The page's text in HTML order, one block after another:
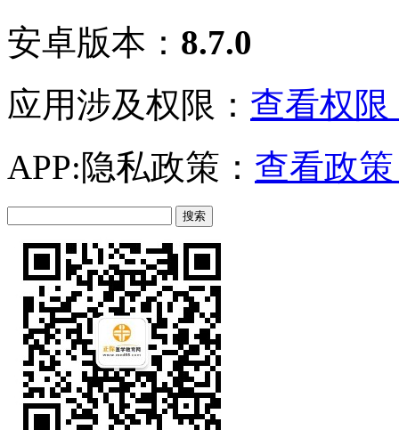
安卓版本： 8.7.0
应用涉及权限： 查看权限
APP:隐私政策： 查看政